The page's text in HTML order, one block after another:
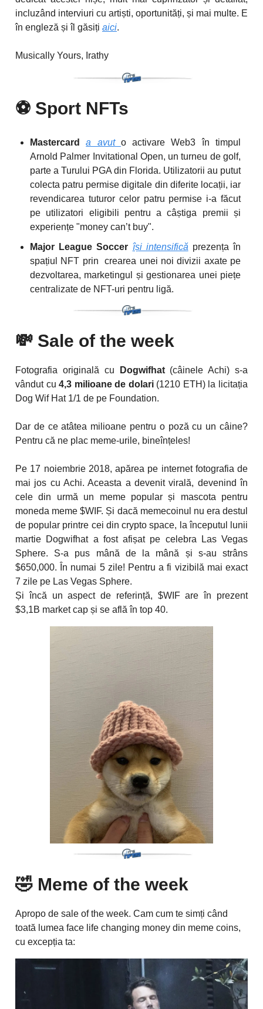
incluzând interviuri cu artiști, oportunități, și mai multe. E
în engleză și îl găsiți aici.
Musically Yours, Irathy
⚽️ Sport NFTs
Mastercard a avut o activare Web3 în timpul
Arnold Palmer Invitational Open, un turneu de golf,
parte a Turului PGA din Florida. Utilizatorii au putut
colecta patru permise digitale din diferite locații, iar
revendicarea tuturor celor patru permise i-a făcut
pe utilizatori eligibili pentru a câștiga premii și
experiențe "money can’t buy".
Major League Soccer își intensificăprezența în
spațiul NFT prin crearea unei noi divizii axate pe
dezvoltarea, marketingul și gestionarea unei piețe
centralizate de NFT-uri pentru ligă.
💸 Sale of the week
Fotografia originală cu Dogwifhat(câinele Achi) s-a
vândut cu4,3 milioane de dolari(1210 ETH) la licitația
Dog Wif Hat 1/1 de pe Foundation.
Dar de ce atâtea milioane pentru o poză cu un câine?
Pentru că ne plac meme-urile, bineînțeles!
Pe 17 noiembrie 2018, apărea pe internet fotografia de
mai jos cu Achi. Aceasta a devenit virală, devenind în
cele din urmă un meme popular și mascota pentru
moneda meme $WIF. Și dacă memecoinul nu era destul
de popular printre cei din crypto space, la începutul lunii
martie Dogwifhat a fost afișat pe celebra Las Vegas
Sphere. S-a pus mână de la mână și s-au strâns
$650,000. În numai 5 zile! Pentru a fi vizibilă mai exact
7 zile pe Las Vegas Sphere.
Și încă un aspect de referință, $WIF are în prezent
$3,1B market cap și se află în top 40.
🤣 Meme of the week
Apropo de sale of the week. Cam cum te simți când
toată lumea face life changing money din meme coins,
cu excepția ta: